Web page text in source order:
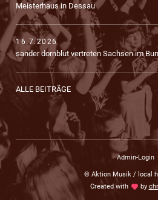
Meisterhaus in Dessau
16.7.2026
sander dornblut vertreten Sachsen im
ALLE BEITRÄGE
Admin-Login
© Aktion Musik / local
Created withlove by